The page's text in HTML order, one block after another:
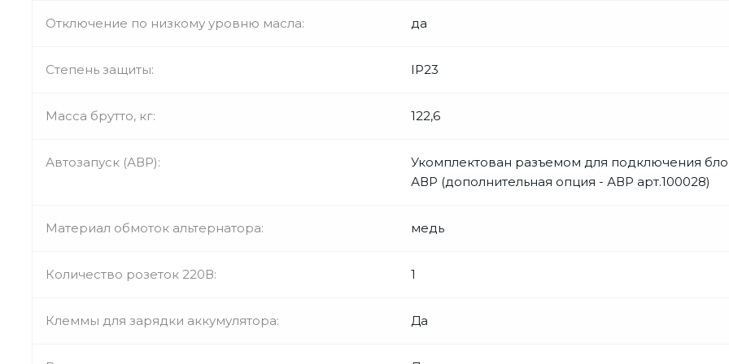
Отключение по низкому уровню масла: да
Степень защиты: IP23
Масса брутто, кг: 122,6
Автозапуск (АВР):
Укомплектован разъемом для подключения
АВР (дополнительная опция - АВР арт.100028)
Материал обмоток альтернатора: медь
Количество розеток 220В: 1
Клеммы для зарядки аккумулятора: Да